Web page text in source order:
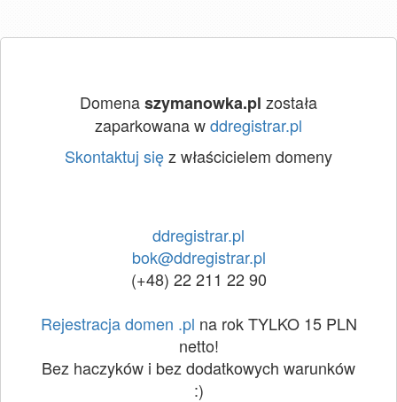
Domenaszymanowka.pl została
zaparkowana wddregistrar.pl
Skontaktuj sięz właścicielem domeny
ddregistrar.pl
bok@ddregistrar.pl
(+48) 22 211 22 90
Rejestracja domen .pl na rok TYLKO 15 PLN
netto!
Bez haczyków i bez dodatkowych warunków
:)